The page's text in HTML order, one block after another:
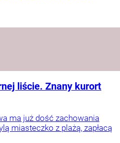
liście. Znany kurort
ma już dość zachowania
miasteczko z plażą, zapłacą